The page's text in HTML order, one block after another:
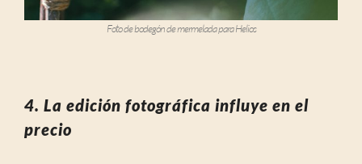
Foto de bodegón de mermelada para Helios
4. La edición fotográfica influye en el
precio